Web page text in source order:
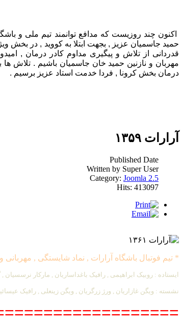
اکنون چند روزیست که مدافع توانمند تیم ملی و
حمید جاسمیان عزیز , بجهت ابتلا به کووید , در بخش
قدردانی از تلاش و پیگیری مداوم کادر درمان ,
مهربان و نازنین حمید خان جاسمیان باشیم . تلاش
درمان بخش کرونا , فردا خدمت استاد عزیز برسیم .
آرارات ۱۳۵۹
Published Date
Written by Super User
Category: Joomla 2.5
Hits: 413097
* تیم فوتبال باشگاه آرارات , نماد شایستگی , مهربانی و
ایستاده : روبیک ابراهیمی , رافیک باغداساریان , مارکار
نشسته : ویگن غازاریان , ورژ زرگریان , ویگن زینعلی , رافیک